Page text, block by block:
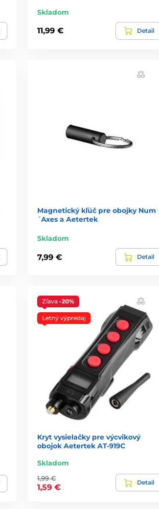
Skladom
11,99 € Detail
Magnetický kľúč pre obojky Num
´Axes a Aetertek
Skladom
7,99 € Detail
Zľava -20%
Letný výpredaj
Kryt vysielačky pre výcvikový
obojok Aetertek AT-919C
Skladom
1,99 €
1,59 €
Detail